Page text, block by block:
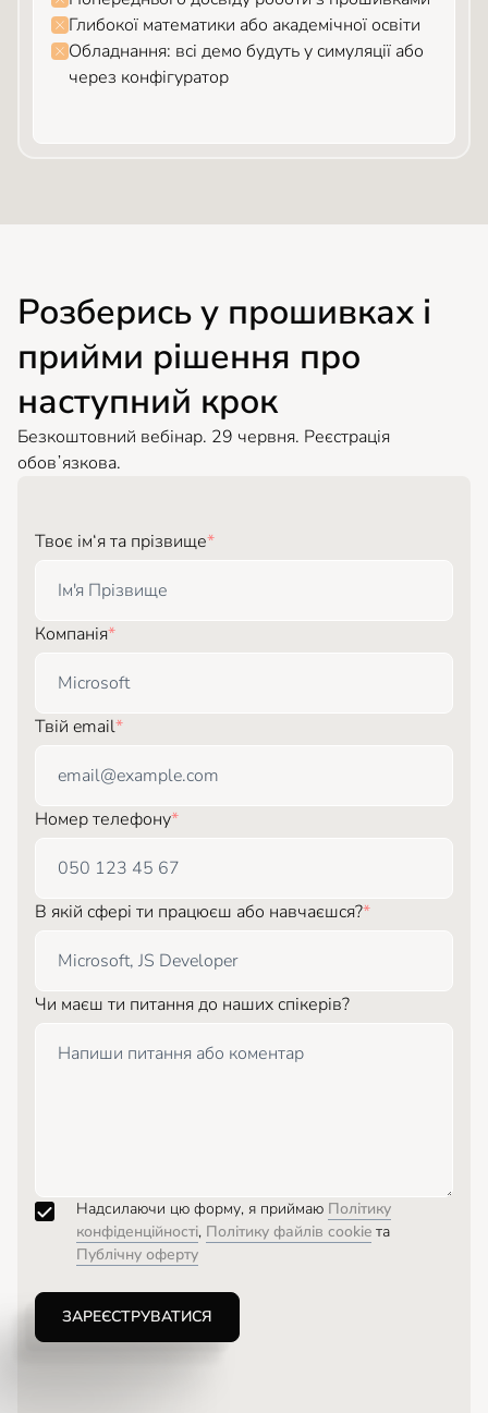
Глибокої математики або академічної освіти
Обладнання: всі демо будуть у симуляції або
через конфігуратор
Розберись у прошивках і
прийми рішення про
наступний крок
Безкоштовний вебінар. 29 червня. Реєстрація
обовʼязкова.
Твоє ім‘я та прізвище*
Компанія*
Твій email*
Номер телефону*
В якій сфері ти працюєш або навчаєшся?*
Чи маєш ти питання до наших спікерів?
Надсилаючи цю форму, я приймаю Політику
конфіденційності, Політику файлів cookie та
Публічну оферту